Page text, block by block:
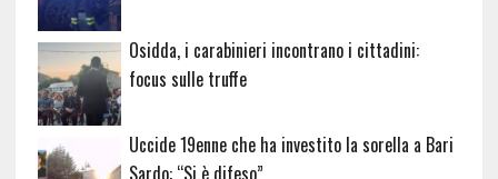
Osidda, i carabinieri incontrano i cittadini:
focus sulle truffe
Uccide 19enne che ha investito la sorella a Bari
Sardo: “Si è difeso”